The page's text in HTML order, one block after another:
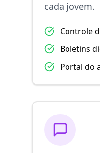
cada jovem.
Controle
Boletins
Portal do